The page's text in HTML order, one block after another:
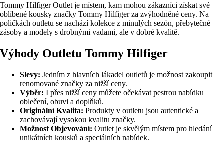
Tommy Hilfiger Outlet je místem, kam mohou zákazníci získat své
oblíbené kousky značky Tommy Hilfiger za zvýhodněné ceny. Na
poličkách outletu se nachází kolekce z minulých sezón, přebytečné
zásoby a modely s drobnými vadami, ale v dobré kvalitě.
Výhody Outletu Tommy Hilfiger
Slevy: Jedním z hlavních lákadel outletů je možnost zakoupit
renomované značky za nižší ceny.
Výběr: I přes nižší ceny můžete očekávat pestrou nabídku
oblečení, obuvi a doplňků.
Originální Kvalita: Produkty v outletu jsou autentické a
zachovávají vysokou kvalitu značky.
Možnost Objevování: Outlet je skvělým místem pro hledání
unikátních kousků a speciálních nabídek.